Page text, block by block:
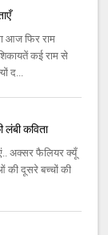
आज फिर राम
कई राम से
द...
कविता
अक्सर फैलियर क्यूँ
की दूसरे बच्चों की